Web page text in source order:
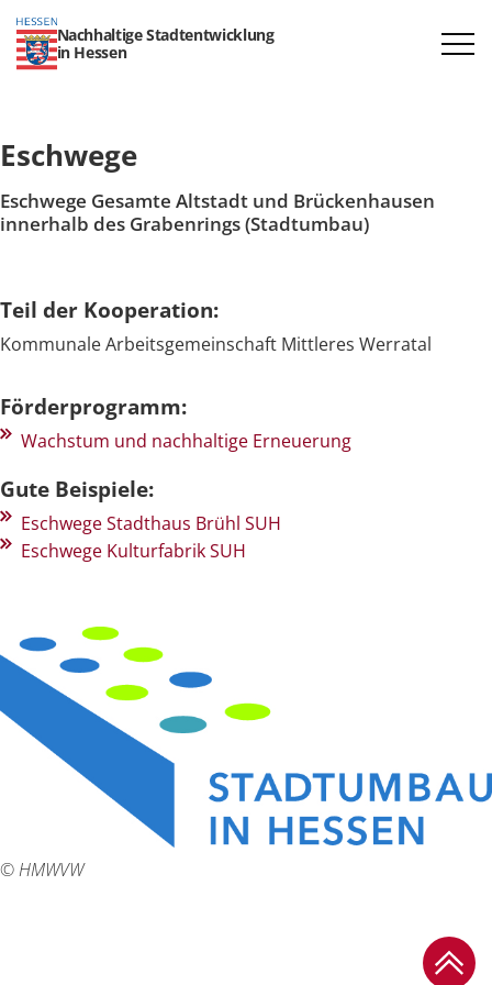
Nachhaltige Stadtentwicklung
in Hessen
Eschwege
Eschwege Gesamte Altstadt und Brückenhausen
innerhalb des Grabenrings (Stadtumbau)
Teil der Kooperation:
Kommunale Arbeitsgemeinschaft Mittleres Werratal
Förderprogramm:
Wachstum und nachhaltige Erneuerung
Gute Beispiele:
Eschwege Stadthaus Brühl SUH
Eschwege Kulturfabrik SUH
© HMWVW
Zum